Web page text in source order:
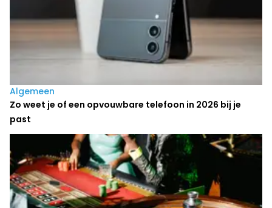
Algemeen
Zo weet je of een opvouwbare telefoon in 2026 bij je
past